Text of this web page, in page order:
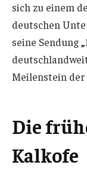
sich zu einem
deutschen
seine Sendung
Meilenstein
Die
Kalkofe